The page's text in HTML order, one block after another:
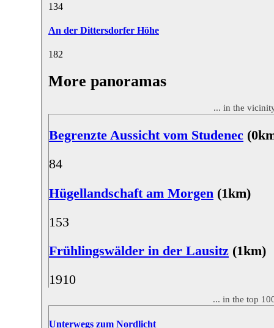
134
An der Dittersdorfer Höhe
182
More panoramas
... in the
Begrenzte Aussicht vom Studenec
84
Hügellandschaft am Morgen (1km)
153
Frühlingswälder in der Lausitz (1km)
1910
... in the top
Unterwegs zum Nordlicht